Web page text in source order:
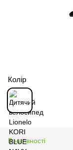
Колір
В наявності